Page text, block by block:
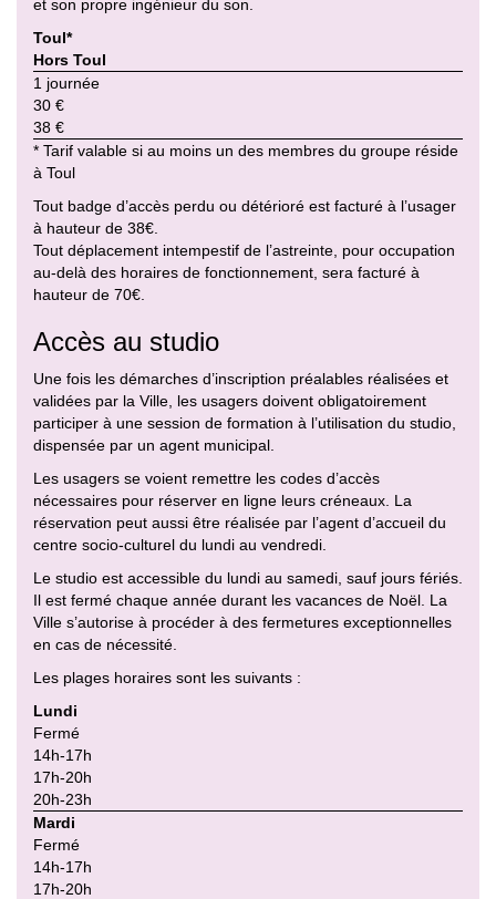
et son propre ingénieur du son.
Toul*
Hors Toul
1 journée
30 €
38 €
* Tarif valable si au moins un des membres du groupe réside
à Toul
Tout badge d’accès perdu ou détérioré est facturé à l’usager
à hauteur de 38€.
Tout déplacement intempestif de l’astreinte, pour occupation
au-delà des horaires de fonctionnement, sera facturé à
hauteur de 70€.
Accès au studio
Une fois les démarches d’inscription préalables réalisées et
validées par la Ville, les usagers doivent obligatoirement
participer à une session de formation à l’utilisation du studio,
dispensée par un agent municipal.
Les usagers se voient remettre les codes d’accès
nécessaires pour réserver en ligne leurs créneaux. La
réservation peut aussi être réalisée par l’agent d’accueil du
centre socio-culturel du lundi au vendredi.
Le studio est accessible du lundi au samedi, sauf jours fériés.
Il est fermé chaque année durant les vacances de Noël. La
Ville s’autorise à procéder à des fermetures exceptionnelles
en cas de nécessité.
Les plages horaires sont les suivants :
Lundi
Fermé
14h-17h
17h-20h
20h-23h
Mardi
Fermé
14h-17h
17h-20h